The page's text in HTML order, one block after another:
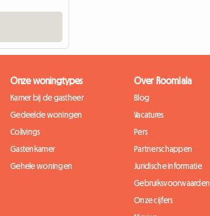
Onze woningtypes
Kamer bij de gastheer
Gedeelde woningen
Colivings
Gastenkamer
Gehele woningen
Over Roomlala
Blog
Vacatures
Pers
Partnerschappen
Juridische informatie
Gebruiksvoorwaarden
Onze cijfers